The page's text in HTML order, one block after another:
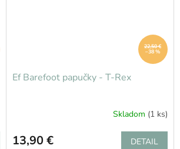
22,50 €
–38 %
Ef Barefoot papučky - T-Rex
Skladom (1 ks)
13,90 € DETAIL